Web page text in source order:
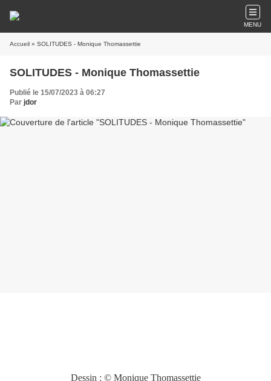
MENU
Accueil » SOLITUDES - Monique Thomassettie
SOLITUDES - Monique Thomassettie
Publié le 15/07/2023 à 06:27
Par jdor
Dessin : © Monique Thomassettie